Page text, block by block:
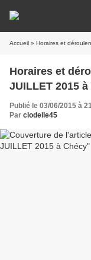
Accueil » Horaires et
Horaires et
JUILLET 2015
Publié le 03/06/2015 à
Par clodelle45